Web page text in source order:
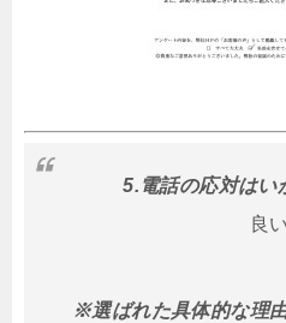
5.電話の応対はい
良い
※選ばれた具体的な理